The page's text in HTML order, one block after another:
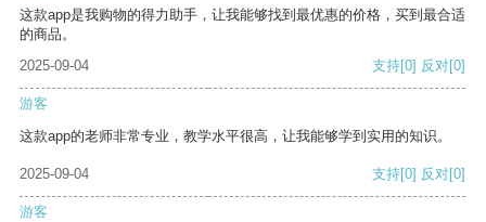
这款app是我购物的得力助手，让我能够找到最优惠的价格，买到最合适
的商品。
2025-09-04
支持[0] 反对[0]
游客
这款app的老师非常专业，教学水平很高，让我能够学到实用的知识。
2025-09-04 支持[0] 反对[0]
游客